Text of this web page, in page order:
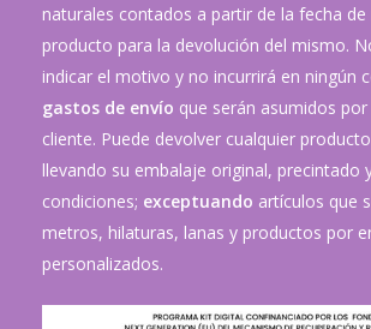
naturales contados a partir de la fecha de
producto para la devolución del mismo.
indicar el motivo y no incurrirá en ningún
gastos de envío que serán asumidos
cliente. Puede devolver cualquier
llevando su embalaje original, precintado
condiciones; exceptuando artículos que
metros, hilaturas, lanas y productos por
personalizados.